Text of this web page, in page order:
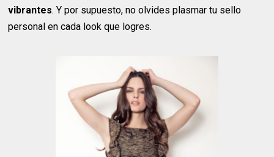
vibrantes. Y por supuesto, no olvides plasmar tu sello
personal en cada look que logres.